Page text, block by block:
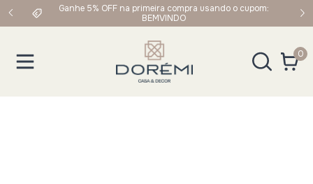
Frete Grátis em compras acima de R$249,90 para Sul e
Sudeste
0